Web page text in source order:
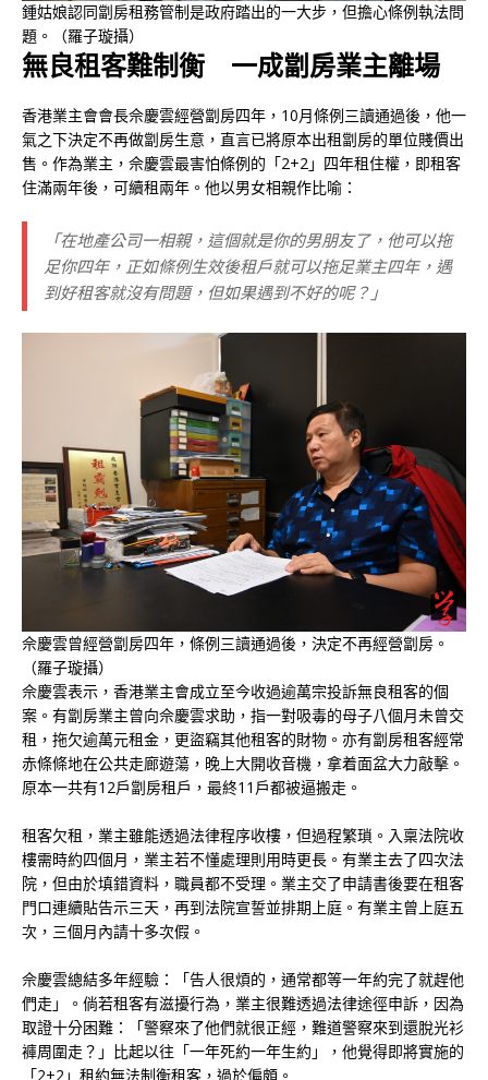
鍾姑娘認同劏房租務管制是政府踏出的一大步，但擔心條例執法問
題。（羅子璇攝）
無良租客難制衡 一成劏房業主離場
香港業主會會長佘慶雲經營劏房四年，10月條例三讀通過後，他一
氣之下決定不再做劏房生意，直言已將原本出租劏房的單位賤價出
售。作為業主，佘慶雲最害怕條例的「2+2」四年租住權，即租客
住滿兩年後，可續租兩年。他以男女相親作比喻：
「在地產公司一相親，這個就是你的男朋友了，他可以拖
足你四年，正如條例生效後租戶就可以拖足業主四年，遇
到好租客就沒有問題，但如果遇到不好的呢？」
佘慶雲曾經營劏房四年，條例三讀通過後，決定不再經營劏房。
（羅子璇攝）
佘慶雲表示，香港業主會成立至今收過逾萬宗投訴無良租客的個
案。有劏房業主曾向佘慶雲求助，指一對吸毒的母子八個月未曾交
租，拖欠逾萬元租金，更盜竊其他租客的財物。亦有劏房租客經常
赤條條地在公共走廊遊蕩，晚上大開收音機，拿着面盆大力敲擊。
原本一共有12戶劏房租戶，最終11戶都被逼搬走。
租客欠租，業主雖能透過法律程序收樓，但過程繁瑣。入稟法院收
樓需時約四個月，業主若不懂處理則用時更長。有業主去了四次法
院，但由於填錯資料，職員都不受理。業主交了申請書後要在租客
門口連續貼告示三天，再到法院宣誓並排期上庭。有業主曾上庭五
次，三個月內請十多次假。
佘慶雲總結多年經驗：「告人很煩的，通常都等一年約完了就趕他
們走」。倘若租客有滋擾行為，業主很難透過法律途徑申訴，因為
取證十分困難：「警察來了他們就很正經，難道警察來到還脫光衫
褲周圍走？」比起以往「一年死約一年生約」，他覺得即將實施的
「2+2」租約無法制衡租客，過於偏頗。